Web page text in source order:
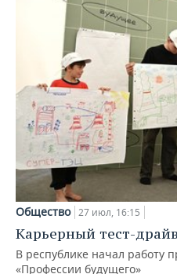
Общество 27 июл, 16:15
Карьерный тест-
В республике начал
«Профессии будущего»